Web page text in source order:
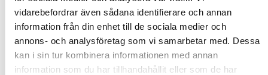
vidarebefordrar även sådana identifierare och annan
information från din enhet till de sociala medier och
annons- och analysföretag som vi samarbetar med. Dessa
kan i sin tur kombinera informationen med annan
information som du har tillhandahållit eller som de har
ska köpa eller för att säkerställa att det inte blir kaka
på kaka. Tjänsten ger nämligen en samlad bild över
din exponering mot länder, branscher och största
innehav bland samtliga fonder i ditt sparande.